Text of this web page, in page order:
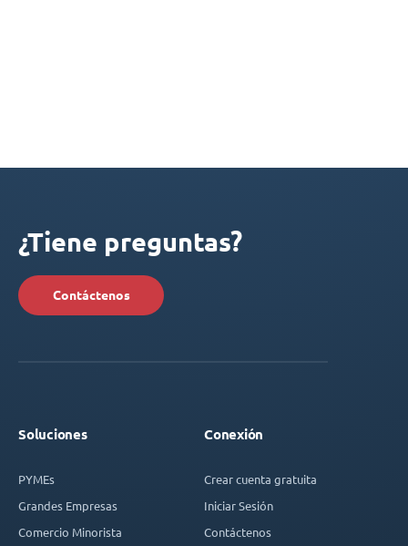
¿Tiene preguntas?
Contáctenos
Soluciones
PYMEs
Grandes Empresas
Comercio Minorista
Conexión
Crear cuenta gratuita
Iniciar Sesión
Contáctenos